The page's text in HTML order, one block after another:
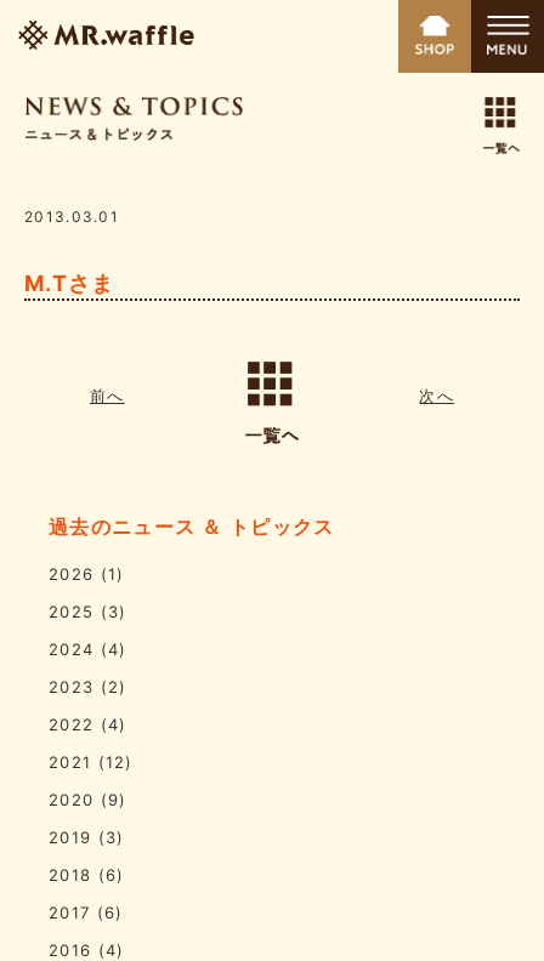
2013.03.01
M.Tさま
前へ 次へ
過去のニュース ＆ トピックス
2026 (1)
2025 (3)
2024 (4)
2023 (2)
2022 (4)
2021 (12)
2020 (9)
2019 (3)
2018 (6)
2017 (6)
2016 (4)